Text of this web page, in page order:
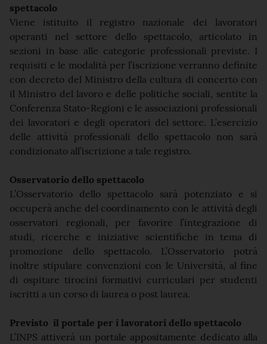
spettacolo
Viene istituito il registro nazionale dei lavoratori
operanti nel settore dello spettacolo, articolato in
sezioni in base alle categorie professionali previste. I
requisiti e le modalità per l’iscrizione verranno definite
con decreto del Ministro della cultura di concerto con
il Ministro del lavoro e delle politiche sociali, sentite la
Conferenza Stato-Regioni e le associazioni professionali
dei lavoratori e degli operatori del settore. L’esercizio
delle attività professionali dello spettacolo non sarà
condizionato all’iscrizione a tale registro.
Osservatorio dello spettacolo
L’Osservatorio dello spettacolo sarà potenziato e si
occuperà anche del coordinamento con le attività degli
osservatori regionali, per favorire l’integrazione di
studi, ricerche e iniziative scientifiche in tema di
promozione dello spettacolo. L’Osservatorio potrà
inoltre stipulare convenzioni con le Università, al fine
di ospitare tirocini formativi curriculari per studenti
iscritti a un corso di laurea o post laurea.
Previsto il portale per i lavoratori dello spettacolo
L’INPS attiverà un portale appositamente dedicato alla